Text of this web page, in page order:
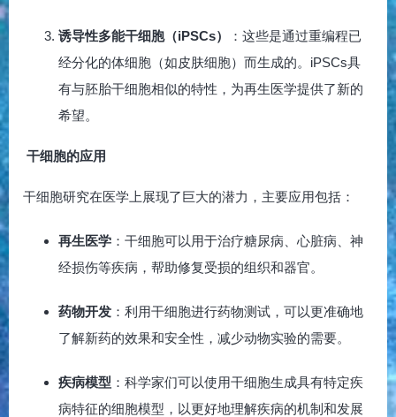
诱导性多能干细胞（iPSCs）
：这些是通过重编程已
经分化的体细胞（如皮肤细胞）而生成的。iPSCs具
有与胚胎干细胞相似的特性，为再生医学提供了新的
希望。
干细胞的应用
干细胞研究在医学上展现了巨大的潜力，主要应用包括：
再生医学 ：干细胞可以用于治疗糖尿病、心脏病、神
经损伤等疾病，帮助修复受损的组织和器官。
药物开发 ：利用干细胞进行药物测试，可以更准确地
了解新药的效果和安全性，减少动物实验的需要。
疾病模型 ：科学家们可以使用干细胞生成具有特定疾
病特征的细胞模型，以更好地理解疾病的机制和发展